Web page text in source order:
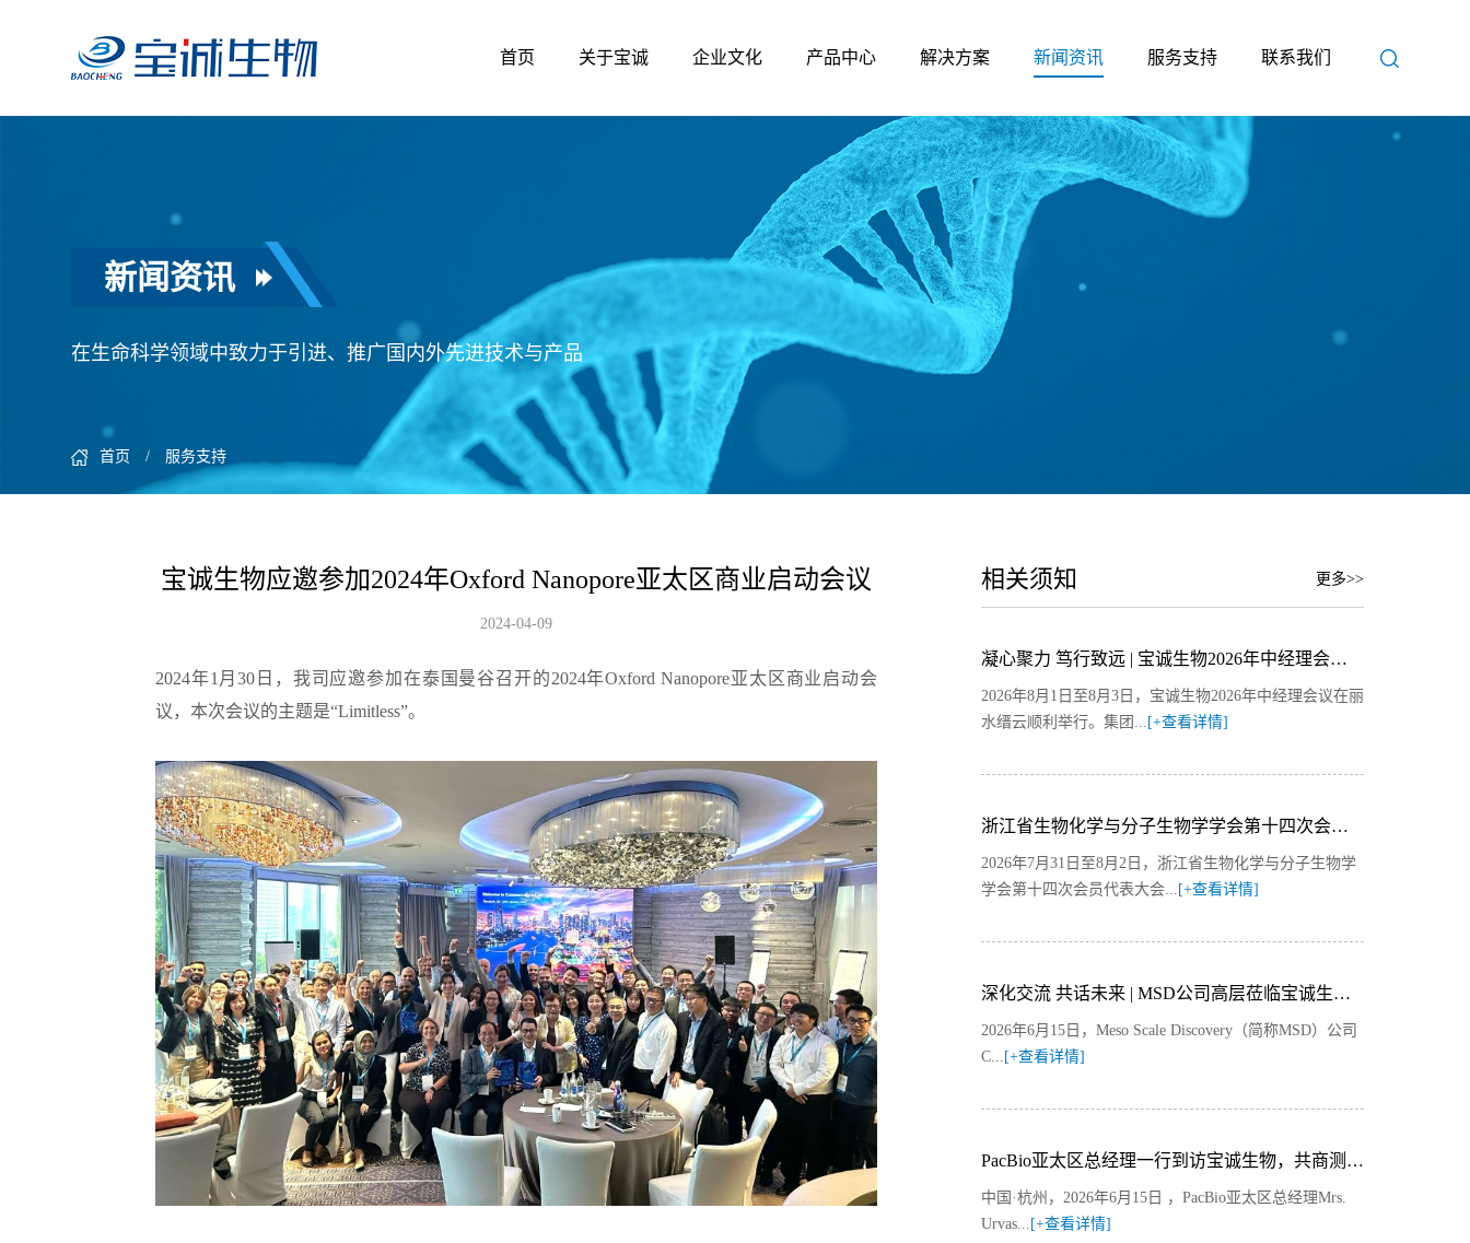
首页 关于宝诚 企业文化 产品中心 解决方案 新闻资讯 服务支持 联系我们
新闻资讯
在生命科学领域中致力于引进、推广国内外先进技术与产品
首页 / 服务支持
宝诚生物应邀参加2024年Oxford Nanopore亚太区商业启动会议
2024-04-09
2024年1月30日，我司应邀参加在泰国曼谷召开的2024年Oxford Nanopore亚太区商业启动会
议，本次会议的主题是“Limitless”。
相关须知 更多>>
凝心聚力 笃行致远 | 宝诚生物2026年中经理会议圆满召开
2026年8月1日至8月3日，宝诚生物2026年中经理会议在丽
水缙云顺利举行。集团... [+查看详情]
浙江省生物化学与分子生物学学会第十四次会员代表大会暨2026年度学术会议圆满落幕
2026年7月31日至8月2日，浙江省生物化学与分子生物学
学会第十四次会员代表大会... [+查看详情]
深化交流 共话未来 | MSD公司高层莅临宝诚生物参观交流
2026年6月15日，Meso Scale Discovery（简称MSD）公司
C... [+查看详情]
PacBio亚太区总经理一行到访宝诚生物，共商测序技术合作新篇章
中国·杭州，2026年6月15日‌ ，PacBio亚太区总经理Mrs.
Urvas... [+查看详情]